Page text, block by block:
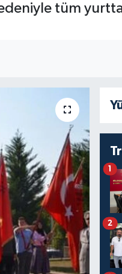
tüm
1
2